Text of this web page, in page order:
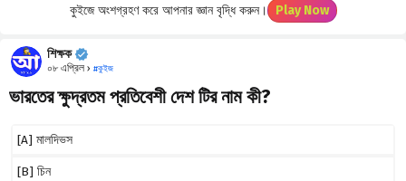
কুইজে অংশগ্রহণ করে আপনার জ্ঞান বৃদ্ধি করুন। Play Now
শিক্ষক
০৮ এপ্রিল › #কুইজ
ভারতের ক্ষুদ্রতম প্রতিবেশী দেশ টির নাম কী?
[A] মালদিভস
[B] চিন